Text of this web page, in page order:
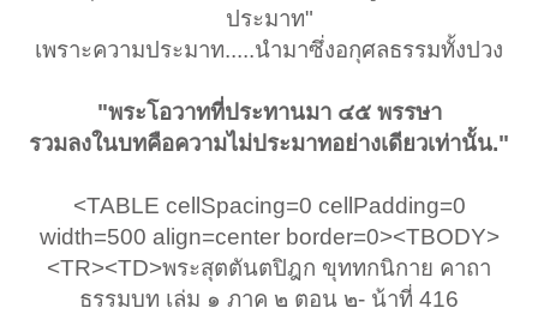
ประมาท"
เพราะความประมาท.....นำมาซึ่งอกุศลธรรมทั้งปวง
"พระโอวาทที่ประทานมา ๔๕ พรรษา
รวมลงในบทคือความไม่ประมาทอย่างเดียวเท่านั้น."
<TABLE cellSpacing=0 cellPadding=0
width=500 align=center border=0><TBODY>
<TR><TD>พระสุตตันตปิฎก ขุททกนิกาย คาถา
ธรรมบท เล่ม ๑ ภาค ๒ ตอน ๒- น้าที่ 416